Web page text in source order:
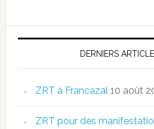
DERNIERS
ZRT à Francazal 10 août
ZRT pour des